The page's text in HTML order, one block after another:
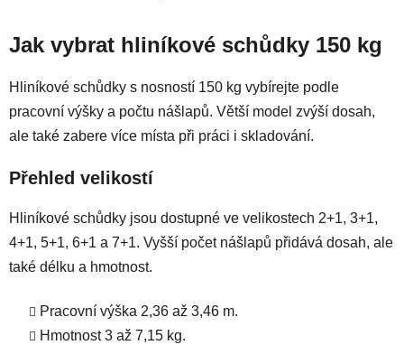
l
d
a
c
í
k
y
i
Jak vybrat hliníkové schůdky 150 kg
Hliníkové schůdky s nosností 150 kg vybírejte podle
pracovní výšky a počtu nášlapů. Větší model zvýší dosah,
ale také zabere více místa při práci i skladování.
Přehled velikostí
Hliníkové schůdky jsou dostupné ve velikostech 2+1, 3+1,
4+1, 5+1, 6+1 a 7+1. Vyšší počet nášlapů přidává dosah, ale
také délku a hmotnost.
Pracovní výška 2,36 až 3,46 m.
Hmotnost 3 až 7,15 kg.